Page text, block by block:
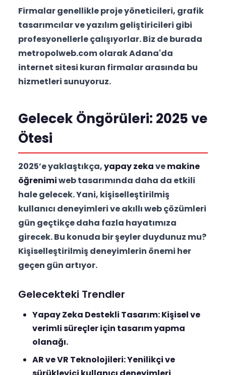
Firmalar genellikle proje yöneticileri, grafik
tasarımcılar ve yazılım geliştiricileri gibi
profesyonellerle çalışıyorlar. Biz de burada
metropolweb.com olarak Adana'da
internet sitesi kuran firmalar arasında bu
hizmetleri sunuyoruz.
Gelecek Öngörüleri: 2025 ve
Ötesi
2025’e yaklaştıkça,yapay zekavemakine
öğrenimiweb tasarımında daha da etkili
hale gelecek. Yani, kişiselleştirilmiş
kullanıcı deneyimleri ve akıllı web çözümleri
gün geçtikçe daha fazla hayatımıza
girecek. Bu konuda bir şeyler duydunuz mu?
Kişiselleştirilmiş deneyimlerin önemi her
geçen gün artıyor.
Gelecekteki Trendler
Yapay Zeka Destekli Tasarım:Kişisel ve
verimli süreçler için tasarım yapma
olanağı.
AR ve VR Teknolojileri:Yenilikçi ve